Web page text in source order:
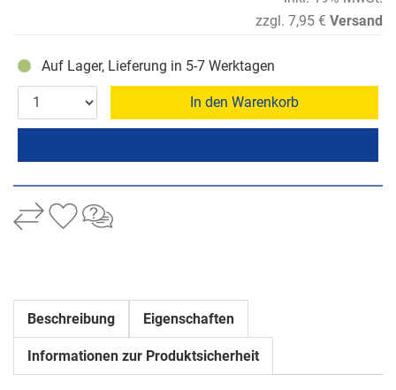
zzgl. 7,95 € Versand
Auf Lager, Lieferung in 5-7 Werktagen
In den Warenkorb
Beschreibung Eigenschaften
Informationen zur Produktsicherheit